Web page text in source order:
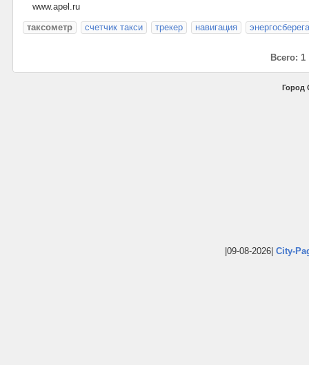
www.apel.ru
таксометр
счетчик такси трекер навигация
Всего: 1
Город
|09-08-2026| City-